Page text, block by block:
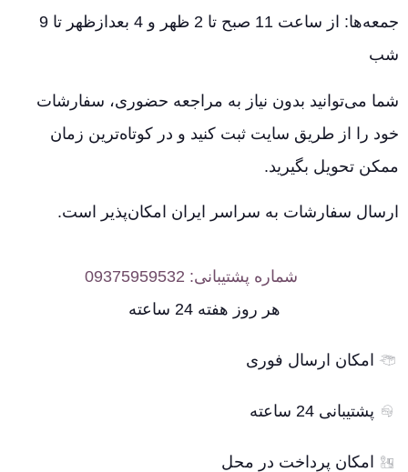
جمعه‌ها: از ساعت 11 صبح تا 2 ظهر و 4 بعدازظهر تا 9
شب
شما می‌توانید بدون نیاز به مراجعه حضوری، سفارشات
خود را از طریق سایت ثبت کنید و در کوتاه‌ترین زمان
ممکن تحویل بگیرید.
ارسال سفارشات به سراسر ایران امکان‌پذیر است.
شماره پشتیبانی: 09375959532
هر روز هفته 24 ساعته
امکان ارسال فوری
پشتیبانی 24 ساعته
امکان پرداخت در محل